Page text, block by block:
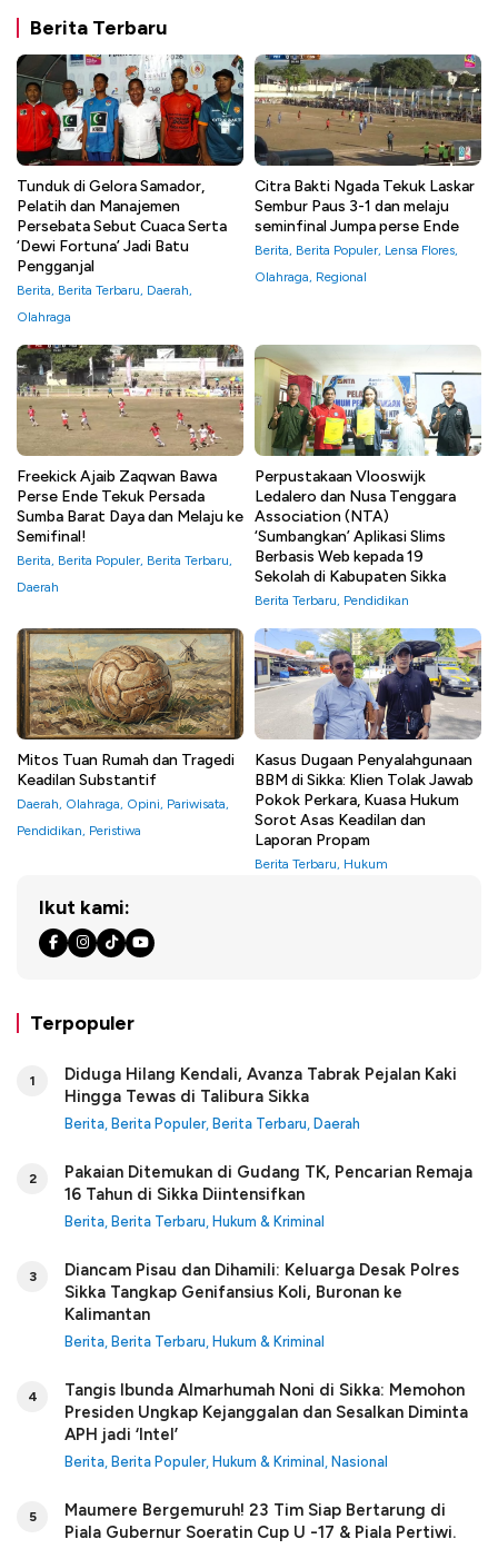
Berita Terbaru
Tunduk di Gelora Samador,
Pelatih dan Manajemen
Persebata Sebut Cuaca Serta
‘Dewi Fortuna’ Jadi Batu
Pengganjal
Berita, Berita Terbaru, Daerah,
Olahraga
Citra Bakti Ngada Tekuk Laskar
Sembur Paus 3-1 dan melaju
seminfinal Jumpa perse Ende
Berita, Berita Populer, Lensa Flores,
Olahraga, Regional
Freekick Ajaib Zaqwan Bawa
Perse Ende Tekuk Persada
Sumba Barat Daya dan Melaju ke
Semifinal!
Berita, Berita Populer, Berita Terbaru,
Daerah
Perpustakaan Vlooswijk
Ledalero dan Nusa Tenggara
Association (NTA)
‘Sumbangkan’ Aplikasi Slims
Berbasis Web kepada 19
Sekolah di Kabupaten Sikka
Berita Terbaru, Pendidikan
Mitos Tuan Rumah dan Tragedi
Keadilan Substantif
Daerah, Olahraga, Opini, Pariwisata,
Pendidikan, Peristiwa
Kasus Dugaan Penyalahgunaan
BBM di Sikka: Klien Tolak Jawab
Pokok Perkara, Kuasa Hukum
Sorot Asas Keadilan dan
Laporan Propam
Berita Terbaru, Hukum
Ikut kami:
Terpopuler
1
Diduga Hilang Kendali, Avanza Tabrak Pejalan Kaki
Hingga Tewas di Talibura Sikka
Berita Berita Populer, Berita Terbaru Daerah
2
Pakaian Ditemukan di Gudang TK, Pencarian Remaja
16 Tahun di Sikka Diintensifkan
Berita Berita Terbaru Hukum & Kriminal
3
Diancam Pisau dan Dihamili: Keluarga Desak Polres
Sikka Tangkap Genifansius Koli, Buronan ke
Kalimantan
Berita Berita Terbaru Hukum & Kriminal
4
Tangis Ibunda Almarhumah Noni di Sikka: Memohon
Presiden Ungkap Kejanggalan dan Sesalkan Diminta
APH jadi ‘Intel’
Berita Berita Populer, Hukum & Kriminal Nasional
5
Maumere Bergemuruh! 23 Tim Siap Bertarung di
Piala Gubernur Soeratin Cup U -17 & Piala Pertiwi.